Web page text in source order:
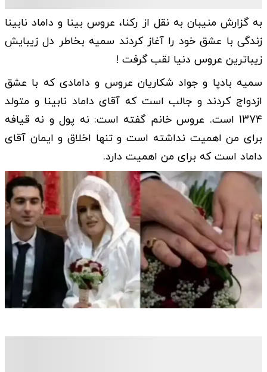
به گزارش منیبان به نقل از رکنا، عروس بینا و داماد نابینا
زندگی با عشق خود را آغاز کردند سمیه بخاطر دل زیبایش
زیباترین عروس دنیا لقب گرفت !
سمیه بادپا و جواد شکاریان عروس و دامادی که با عشق
ازدواج کردند و جالب است که آقای داماد نابینا و متولد
1374 است. عروس خانم گفته است: نه پول و نه قیافه
برای من اهمیت نداشته است و تنها اخلاق و ایمان آقای
داماد است که برای من اهمیت دارد.